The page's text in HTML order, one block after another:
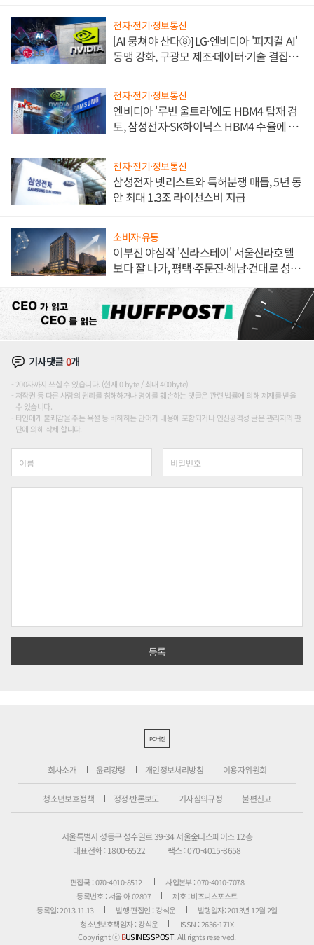
전자·전기·정보통신
[AI 뭉쳐야 산다⑧] LG·엔비디아 '피지컬 AI'
동맹 강화, 구광모 제조·데이터·기술 결집
전자·전기·정보통신
엔비디아 '루빈 울트라'에도 HBM4 탑재 검
토, 삼성전자·SK하이닉스 HBM4 수율에 주
전자·전기·정보통신
삼성전자 넷리스트와 특허분쟁 매듭, 5년 동
안 최대 1.3조 라이선스비 지급
소비자·유통
이부진 야심작 '신라스테이' 서울신라호텔
보다 잘 나가, 평택·주문진·해남·건대로 성
기사댓글0개
200자까지 쓰실 수 있습니다. (현재 0 byte / 최대 400byte)
저작권 등 다른 사람의 권리를 침해하거나 명예를 훼손하는 댓글은 관련 법률에 의해 제재를 받을
수 있습니다.
타인에게 불쾌감을 주는 욕설 등 비하하는 단어가 내용에 포함되거나 인신공격성 글은 관리자의 판
단에 의해 삭제 합니다.
PC버전
회사소개 윤리강령 개인정보처리방침 이용자위원회
청소년보호정책 정정·반론보도 기사심의규정 불편신고
서울특별시 성동구 성수일로 39-34 서울숲더스페이스 12층
대표전화 : 1800-6522
팩스 : 070-4015-8658
편집국 : 070-4010-8512
사업본부 : 070-4010-7078
등록번호 : 서울 아 02897
제호 : 비즈니스포스트
등록일: 2013.11.13
발행·편집인 : 강석운
발행일자: 2013년 12월 2일
청소년보호책임자 : 강석운
ISSN : 2636-171X
Copyright ⓒBUSINESSPOST. All rights reserved.